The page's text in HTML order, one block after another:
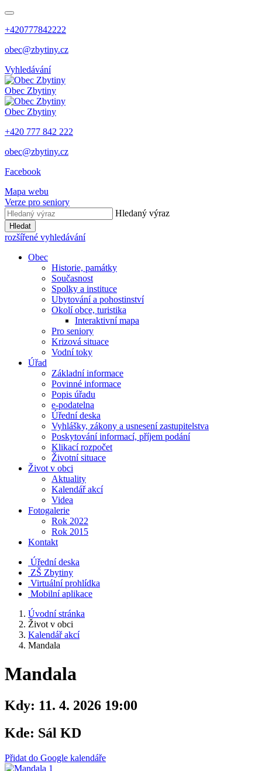
+420777842222
obec@zbytiny.cz
Vyhledávání
Obec Zbytiny
Obec Zbytiny
+420 777 842 222
obec@zbytiny.cz
Facebook
Mapa webu
Verze pro seniory
Hledaný výraz
Hledat
rozšířené vyhledávání
Obec
Historie, památky
Současnost
Spolky a instituce
Ubytování a pohostinství
Okolí obce, turistika
Interaktivní mapa
Pro seniory
Krizová situace
Vodní toky
Úřad
Základní informace
Povinné informace
Popis úřadu
e-podatelna
Úřední deska
Vyhlášky, zákony a usnesení zastupitelstva
Poskytování informací, příjem podání
Klikací rozpočet
Životní situace
Život v obci
Aktuality
Kalendář akcí
Videa
Fotogalerie
Rok 2022
Rok 2015
Kontakt
Úřední deska
ZŠ Zbytiny
Virtuální prohlídka
Mobilní aplikace
Úvodní stránka
Život v obci
Kalendář akcí
Mandala
Mandala
Kdy: 11. 4. 2026 19:00
Kde: Sál KD
Přidat do Google kalendáře